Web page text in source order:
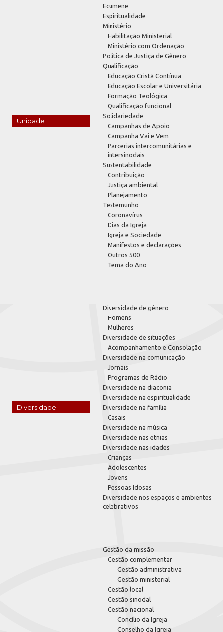
Unidade
Ecumene
Espiritualidade
Ministério
Habilitação Ministerial
Ministério com Ordenação
Política de Justiça de Gênero
Qualificação
Educação Cristã Contínua
Educação Escolar e Universitária
Formação Teológica
Qualificação funcional
Solidariedade
Campanhas de Apoio
Campanha Vai e Vem
Parcerias intercomunitárias e
intersinodais
Sustentabilidade
Contribuição
Justiça ambiental
Planejamento
Testemunho
Coronavírus
Dias da Igreja
Igreja e Sociedade
Manifestos e declarações
Outros 500
Tema do Ano
Diversidade
Diversidade de gênero
Homens
Mulheres
Diversidade de situações
Acompanhamento e Consolação
Diversidade na comunicação
Jornais
Programas de Rádio
Diversidade na diaconia
Diversidade na espiritualidade
Diversidade na família
Casais
Diversidade na música
Diversidade nas etnias
Diversidade nas idades
Crianças
Adolescentes
Jovens
Pessoas Idosas
Diversidade nos espaços e ambientes
celebrativos
Gestão da missão
Gestão complementar
Gestão administrativa
Gestão ministerial
Gestão local
Gestão sinodal
Gestão nacional
Concílio da Igreja
Conselho da Igreja